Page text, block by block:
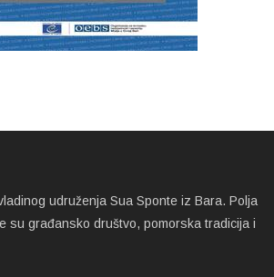
udruženja Sua Sponte iz Bara. Polja
su građansko društvo, pomorska tradicija i